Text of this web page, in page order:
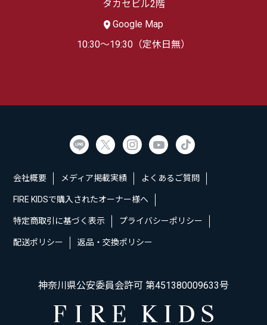
タカセビル2階
Google Map
10:30～19:30（定休日無）
会社概要 メディア掲載実績 よくあるご質問
FIRE KIDSで購入されたオーナー様へ
特定商取引に基づく表示 プライバシーポリシー
配送ポリシー 返品・交換ポリシー
神奈川県公安委員会許可 第451380009633号